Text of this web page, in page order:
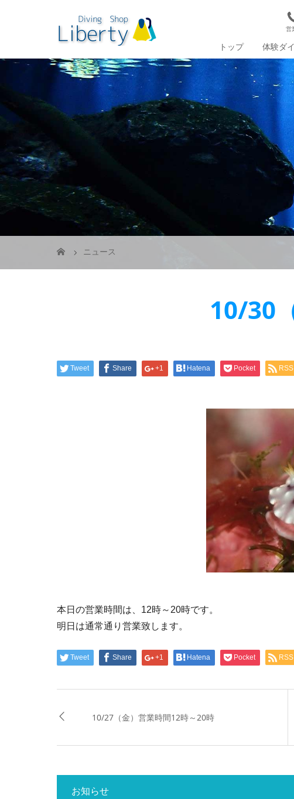
営
トップ 体験ダ
ニュース
10/30
Tweet Share +1 Hatena Pocket RSS
本日の営業時間は、12時～20時です。
明日は通常通り営業致します。
Tweet Share +1 Hatena Pocket RSS
10/27（金）営業時間12時～20時
お知らせ